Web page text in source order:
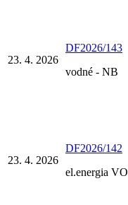
23. 4. 2026
DF2026/143
vodné - NB
23. 4. 2026
DF2026/142
el.energia VO